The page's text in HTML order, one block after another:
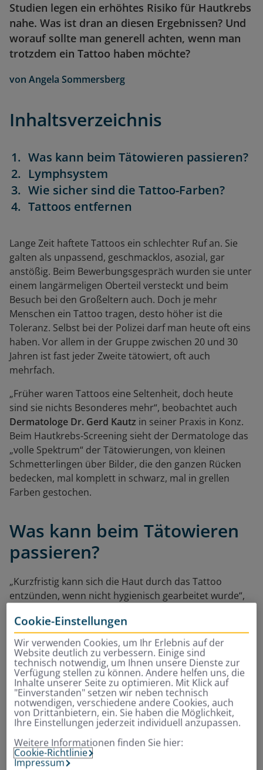
Studien legen ein erhöhtes Risiko für Hautkrebs
nahe. Was ist dran an diesen Ergebnissen? Und
worauf sollte man generell achten, wenn man
trotzdem ein Tattoo haben möchte?
von Angela Sommersberg
Inhaltsverzeichnis
Was kann beim Tätowieren passieren?
Lymphsystem
Wie sicher sind die Tattoo-Farben?
Tattoos entfernen
Lange Zeit haftete Tattoos ein schlechter Ruf an. Sie
galten als unpassend, geschmacklos, asozial, gar
anstößig. Beim Bewerbungsgespräch wurden sie unter
einem langärmeligen Oberteil versteckt und beim
Besuch bei den Großeltern auch. Doch je mehr
Menschen ein Tattoo tragen, desto höher ist die
Toleranz. Selbst bei der Polizei darf man heute oft eins
haben. Vor allem in der Gruppe zwischen 20 und 30
Jahren ist fast jeder Zweite tätowiert, oft auch
mehrfach.
„Früher waren Tattoos eine Seltenheit, doch heute
sind sie nichts Besonderes mehr“, beobachtet auch
Dermatologe Dr. Gerd Kautz in seiner Praxis in Konz.
Beim Hautkrebs-Screening sieht der Dermatologe das
„volle Spektrum“ der Tätowierungen, von kleinen
Schmetterlingen über Bilder, die den ganzen Rücken
bedecken, mal komplett in schwarz, mal in grellen
Farben gestochen.
Was kann beim Tätowieren
passieren?
„Kurzfristig kann sich die Haut durch das Tattoo
entzünden, wenn nicht hygienisch gearbeitet wurde“,
das Studio sauber ist, der Tätowierer Handschuhe
trägt und sich auf die Empfehlungen aus dem
Freundeskreis verlassen. Die Hygiene-Standards in
deutschen Studios seien mittlerweile aber sehr gut,
beruhigt der Arzt.
Er rät absolut davon ab, sich aus einer Urlaubslaune
heraus ein Tattoo in fernen Ländern stechen zu lassen.
Verunreinigte Tätowiernadeln können nämlich nicht
nur Entzündungen verursachen, sondern auch Virus-
Krankheiten wie Hepatitis übertragen.
Cookie-Einstellungen
Wir verwenden Cookies, um Ihr Erlebnis auf der
Website deutlich zu verbessern. Einige sind
technisch notwendig, um Ihnen unsere Dienste zur
Verfügung stellen zu können. Andere helfen uns, die
Inhalte unserer Seite zu optimieren. Mit Klick auf
"Einverstanden" setzen wir neben technisch
notwendigen, verschiedene andere Cookies, auch
von Drittanbietern, ein. Sie haben die Möglichkeit,
Ihre Einstellungen jederzeit individuell anzupassen.
Weitere Informationen finden Sie hier:
Cookie-Richtlinie
Impressum